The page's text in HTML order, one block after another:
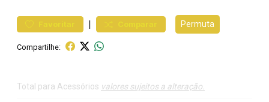
Favoritar | Comparar Permuta
Compartilhe:
Total para Acessórios valores sujeitos a alteração.